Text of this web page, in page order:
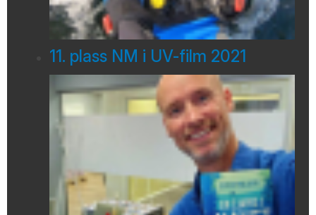
11. plass NM i UV-film 2021